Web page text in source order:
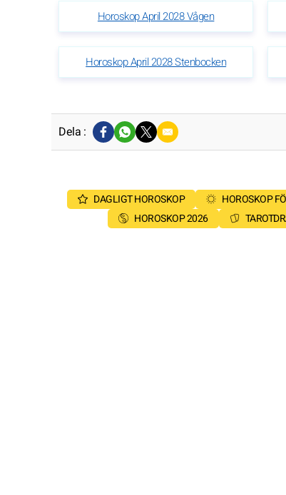
Horoskop April 2028 Vågen
Horoskop April 2028 Stenbocken
Dela :
DAGLIGT HOROSKOP HOROSKOP
HOROSKOP 2026